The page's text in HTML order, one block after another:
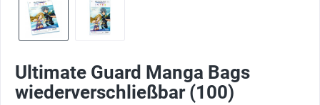
Ultimate Guard Manga Bags
wiederverschließbar (100)